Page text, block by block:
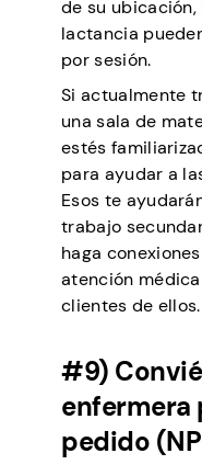
de su
lactancia
por sesión.
Si actualmente
una sala de
estés
para ayudar a
Esos te
trabajo
haga
atención
clientes de ellos.
#9)
enfermera
pedido